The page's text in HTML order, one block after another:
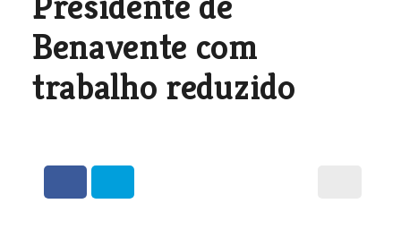
Benavente com
trabalho reduzido